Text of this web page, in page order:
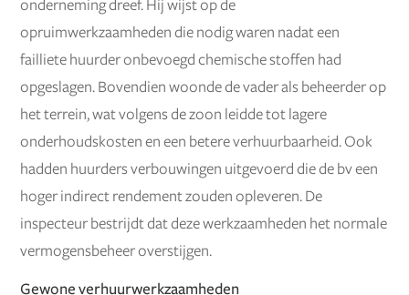
onderneming dreef. Hij wijst op de
opruimwerkzaamheden die nodig waren nadat een
failliete huurder onbevoegd chemische stoffen had
opgeslagen. Bovendien woonde de vader als beheerder op
het terrein, wat volgens de zoon leidde tot lagere
onderhoudskosten en een betere verhuurbaarheid. Ook
hadden huurders verbouwingen uitgevoerd die de bv een
hoger indirect rendement zouden opleveren. De
inspecteur bestrijdt dat deze werkzaamheden het normale
vermogensbeheer overstijgen.
Gewone verhuurwerkzaamheden